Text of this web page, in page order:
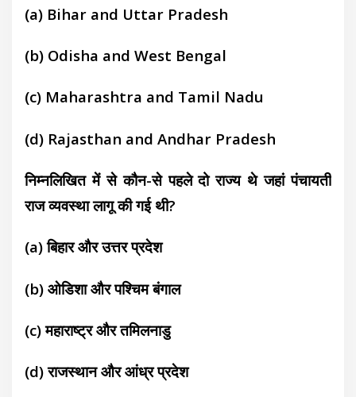
(a) Bihar and Uttar Pradesh
(b) Odisha and West Bengal
(c) Maharashtra and Tamil Nadu
(d) Rajasthan and Andhar Pradesh
निम्नलिखित में से कौन-से पहले दो राज्य थे जहां पंचायती
राज व्यवस्था लागू की गई थी?
(a)बिहार और उत्तर प्रदेश
(b)ओडिशा और पश्चिम बंगाल
(c)महाराष्ट्र और तमिलनाडु
(d)राजस्थान और आंध्र प्रदेश